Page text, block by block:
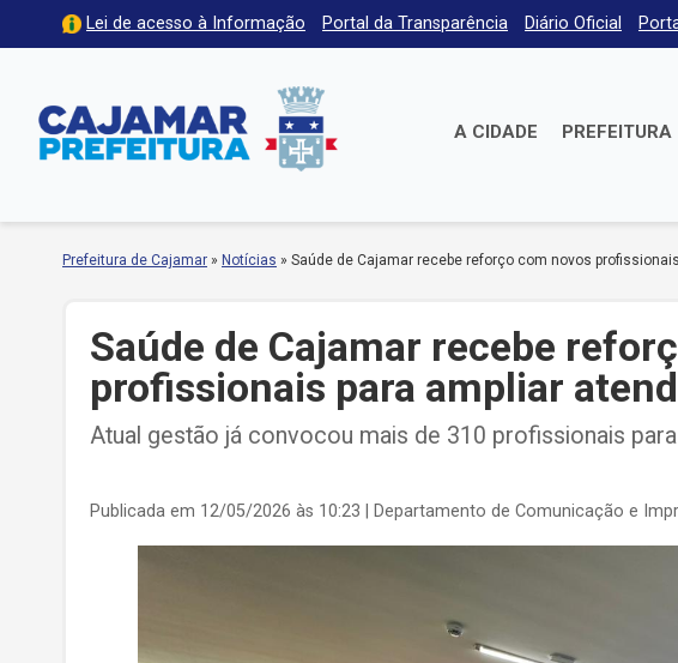
Lei de acesso à Informação Portal da Transparência Diário Oficial
A CIDADE PREFEITURA
Prefeitura de Cajamar » Notícias » Saúde de Cajamar recebe reforço com novos
Saúde de Cajamar recebe
profissionais para ampliar
Atual gestão já convocou mais de 310 profissionais
Publicada em 12/05/2026 às 10:23 | Departamento de Comunicação e